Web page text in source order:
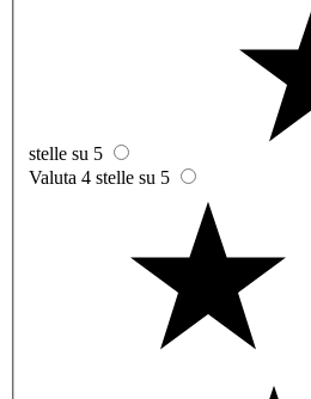
stelle su 5
Valuta 4 stelle su 5